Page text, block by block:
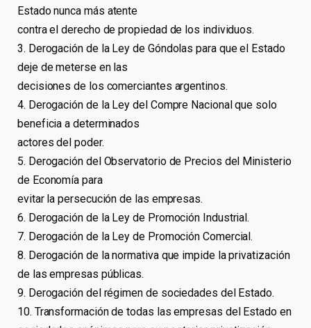
Estado nunca más atente
contra el derecho de propiedad de los individuos.
3. Derogación de la Ley de Góndolas para que el Estado
deje de meterse en las
decisiones de los comerciantes argentinos.
4. Derogación de la Ley del Compre Nacional que solo
beneficia a determinados
actores del poder.
5. Derogación del Observatorio de Precios del Ministerio
de Economía para
evitar la persecución de las empresas.
6. Derogación de la Ley de Promoción Industrial.
7. Derogación de la Ley de Promoción Comercial.
8. Derogación de la normativa que impide la privatización
de las empresas públicas.
9. Derogación del régimen de sociedades del Estado.
10. Transformación de todas las empresas del Estado en